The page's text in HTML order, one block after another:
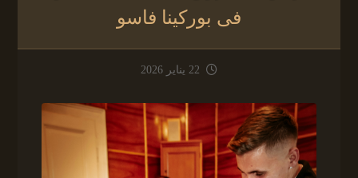
فى بوركينا فاسو
22 يناير 2026